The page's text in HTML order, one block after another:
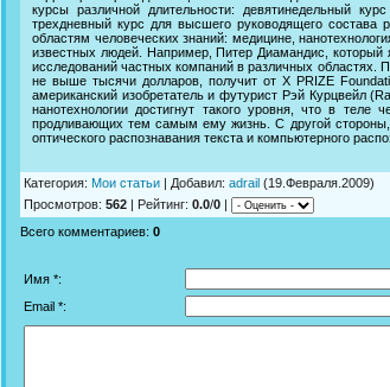
курсы различной длительности: девятинедельный
трехдневный курс для высшего руководящего
областям человеческих знаний: медицине,
известных людей. Например, Питер Диамандис,
исследований частных компаний в различных областях.
не выше тысячи долларов, получит от X PRIZE
американский изобретатель и футурист Рэй Курцвейл
нанотехнологии достигнут такого уровня, что в
продливающих тем самым ему жизнь. С другой стороны,
оптического распознавания текста и компьютерного
Категория: Мои статьи | Добавил: adrail (19.Февраля.2009)
Просмотров: 562 | Рейтинг: 0.0/0 |
Всего комментариев: 0
Имя *:
Email *: